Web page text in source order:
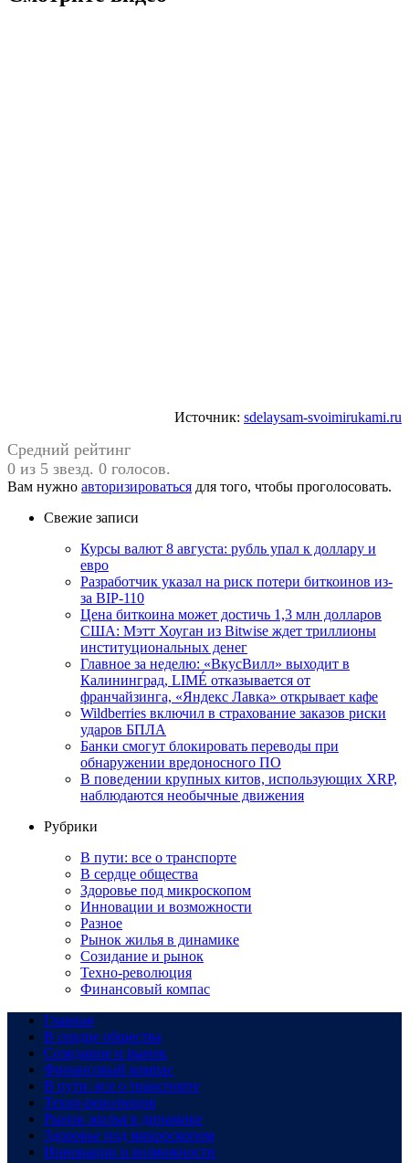
Источник: sdelaysam-svoimirukami.ru
Средний рейтинг
0 из 5 звезд. 0 голосов.
Вам нужно авторизироваться для того, чтобы проголосовать.
Свежие записи
Курсы валют 8 августа: рубль упал к доллару и
евро
Разработчик указал на риск потери биткоинов из-
за BIP-110
Цена биткоина может достичь 1,3 млн долларов
США: Мэтт Хоуган из Bitwise ждет триллионы
институциональных денег
Главное за неделю: «ВкусВилл» выходит в
Калининград, LIMÉ отказывается от
франчайзинга, «Яндекс Лавка» открывает кафе
Wildberries включил в страхование заказов риски
ударов БПЛА
Банки смогут блокировать переводы при
обнаружении вредоносного ПО
В поведении крупных китов, использующих XRP,
наблюдаются необычные движения
Рубрики
В пути: все о транспорте
В сердце общества
Здоровье под микроскопом
Инновации и возможности
Разное
Рынок жилья в динамике
Созидание и рынок
Техно-революция
Финансовый компас
Главная
В сердце общества
Созидание и рынок
Финансовый компас
В пути: все о транспорте
Техно-революция
Рынок жилья в динамике
Здоровье под микроскопом
Инновации и возможности